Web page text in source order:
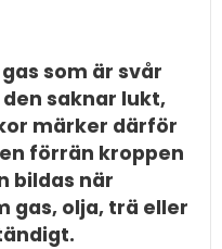
som är svår
saknar lukt,
märker därför
förrän kroppen
bildas när
gas, olja, trä eller